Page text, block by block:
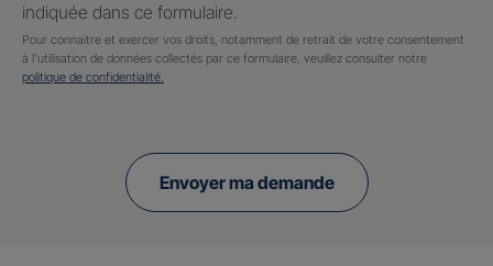
indiquée dans ce formulaire.
Pour connaitre et exercer vos droits, notamment de retrait de votre consentement
à l'utilisation de données collectés par ce formulaire, veuillez consulter notre
politique de confidentialité.
Envoyer ma demande